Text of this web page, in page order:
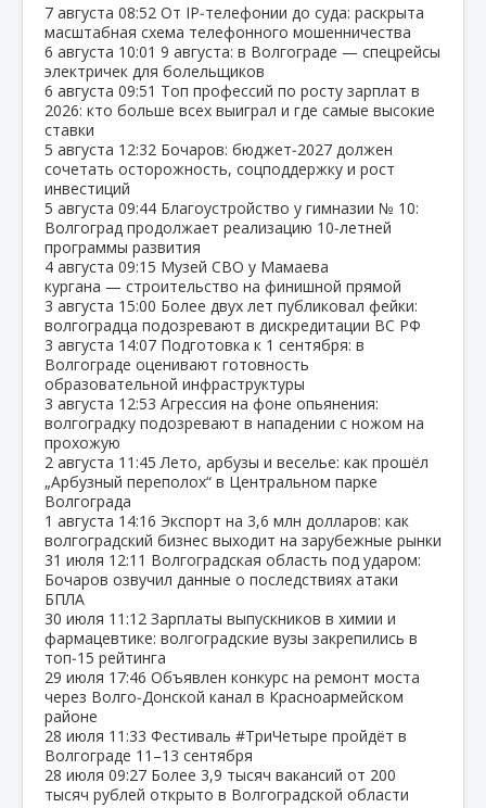
7 августа 08:52 От IP‑телефонии до суда: раскрыта
масштабная схема телефонного мошенничества
6 августа 10:01 9 августа: в Волгограде — спецрейсы
электричек для болельщиков
6 августа 09:51 Топ профессий по росту зарплат в
2026: кто больше всех выиграл и где самые высокие
ставки
5 августа 12:32 Бочаров: бюджет‑2027 должен
сочетать осторожность, соцподдержку и рост
инвестиций
5 августа 09:44 Благоустройство у гимназии № 10:
Волгоград продолжает реализацию 10‑летней
программы развития
4 августа 09:15 Музей СВО у Мамаева
кургана — строительство на финишной прямой
3 августа 15:00 Более двух лет публиковал фейки:
волгоградца подозревают в дискредитации ВС РФ
3 августа 14:07 Подготовка к 1 сентября: в
Волгограде оценивают готовность
образовательной инфраструктуры
3 августа 12:53 Агрессия на фоне опьянения:
волгоградку подозревают в нападении с ножом на
прохожую
2 августа 11:45 Лето, арбузы и веселье: как прошёл
„Арбузный переполох“ в Центральном парке
Волгограда
1 августа 14:16 Экспорт на 3,6 млн долларов: как
волгоградский бизнес выходит на зарубежные рынки
31 июля 12:11 Волгоградская область под ударом:
Бочаров озвучил данные о последствиях атаки
БПЛА
30 июля 11:12 Зарплаты выпускников в химии и
фармацевтике: волгоградские вузы закрепились в
топ‑15 рейтинга
29 июля 17:46 Объявлен конкурс на ремонт моста
через Волго‑Донской канал в Красноармейском
районе
28 июля 11:33 Фестиваль #ТриЧетыре пройдёт в
Волгограде 11–13 сентября
28 июля 09:27 Более 3,9 тысяч вакансий от 200
тысяч рублей открыто в Волгоградской области